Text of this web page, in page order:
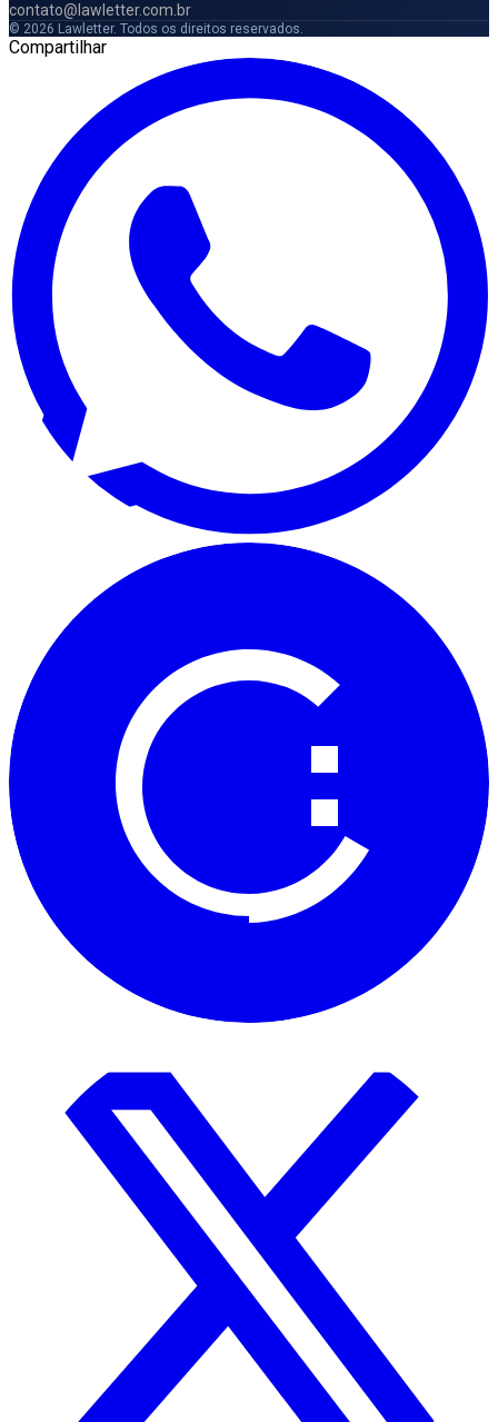
contato@lawletter.com.br
© 2026 Lawletter. Todos os direitos reservados.
Compartilhar